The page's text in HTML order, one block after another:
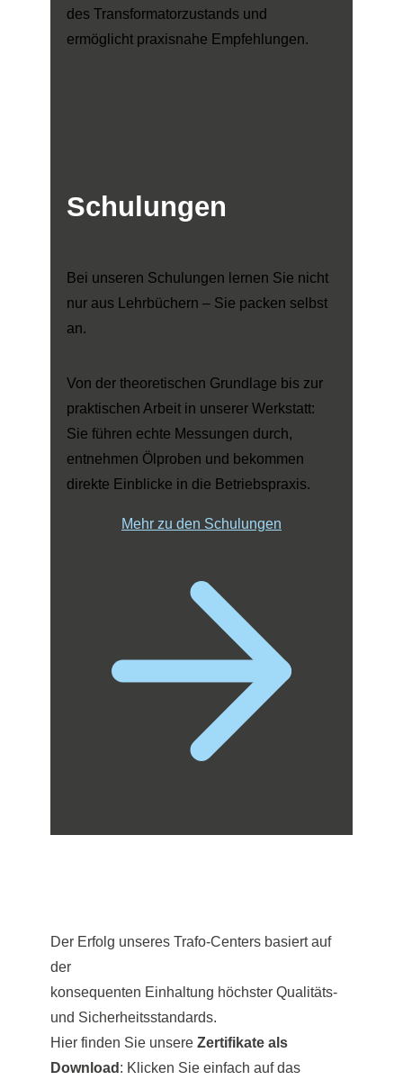
des Transformatorzustands und
ermöglicht praxisnahe Empfehlungen.
Schulungen
Bei unseren Schulungen lernen Sie nicht
nur aus Lehrbüchern – Sie packen selbst
an.
Von der theoretischen Grundlage bis zur
praktischen Arbeit in unserer Werkstatt:
Sie führen echte Messungen durch,
entnehmen Ölproben und bekommen
direkte Einblicke in die Betriebspraxis.
Mehr zu den Schulungen
Der Erfolg unseres Trafo-Centers basiert auf
der
konsequenten Einhaltung höchster Qualitäts-
und Sicherheitsstandards.
Hier finden Sie unsere Zertifikate als
Download: Klicken Sie einfach auf das